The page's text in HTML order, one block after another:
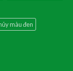
màu đen